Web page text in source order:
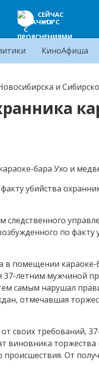
СЕЙЧАС
+14°C
КиноАфиша
и
убийства
по факту
в помещении
летним мужчиной
самым нарушал
отмечавшая
своих требований,
виновника
От